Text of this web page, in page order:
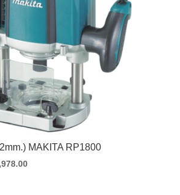
MAKITA RP1800
Current